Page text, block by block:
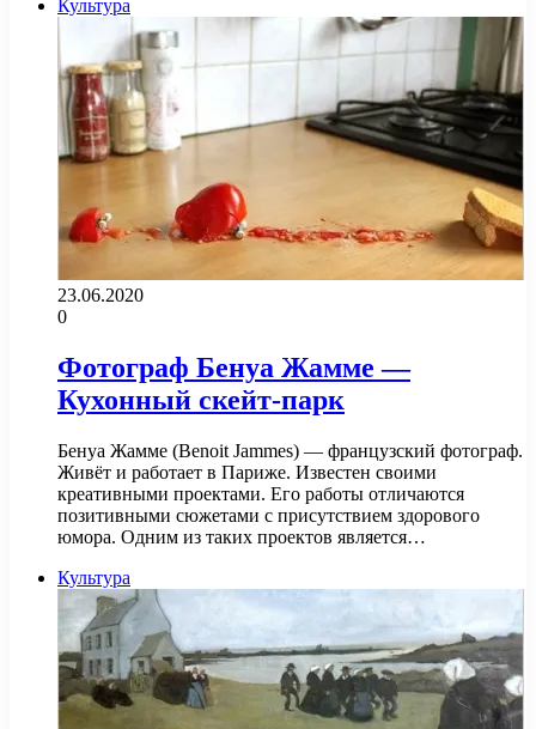
Культура
23.06.2020
0
Фотограф Бенуа Жамме —
Кухонный скейт-парк
Бенуа Жамме (Benoit Jammes) — французский фотограф.
Живёт и работает в Париже. Известен своими
креативными проектами. Его работы отличаются
позитивными сюжетами с присутствием здорового
юмора. Одним из таких проектов является…
Культура